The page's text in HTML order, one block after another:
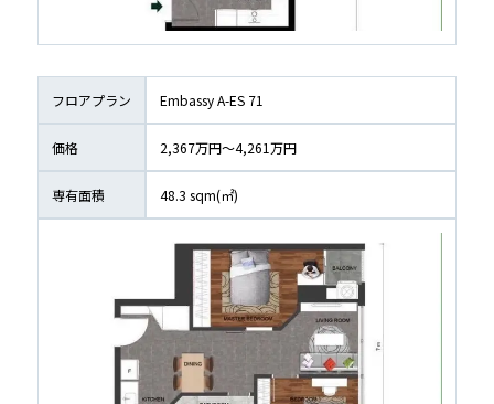
フロアプラン Embassy A-ES 71
価格 2,367万円〜4,261万円
専有面積 48.3 sqm(㎡)